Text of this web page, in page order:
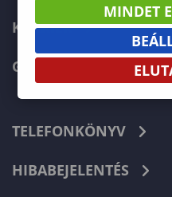
KARRIER
GREEN UNIVERSITY
TELEFONKÖNYV
HIBABEJELENTÉS
MINDET